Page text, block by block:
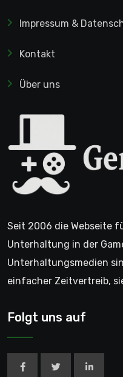
Impressum &
Kontakt
Über uns
Seit 2006 die Webseite
Unterhaltung in der
Unterhaltungsmedien
einfacher Zeitvertreib,
Folgt uns auf